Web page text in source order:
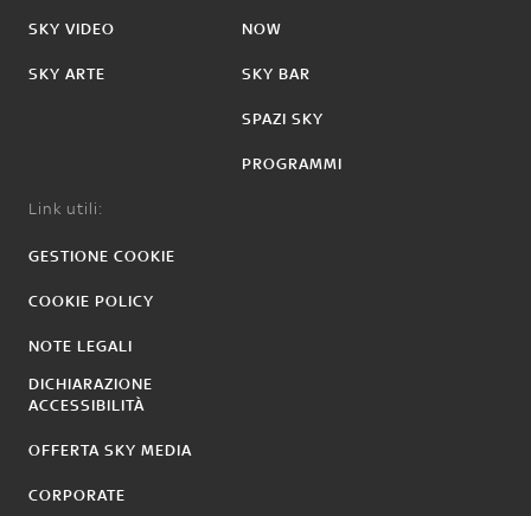
SKY VIDEO
SKY ARTE
NOW
SKY BAR
SPAZI SKY
PROGRAMMI
Link utili:
GESTIONE COOKIE
COOKIE POLICY
NOTE LEGALI
DICHIARAZIONE
ACCESSIBILITÀ
OFFERTA SKY MEDIA
CORPORATE